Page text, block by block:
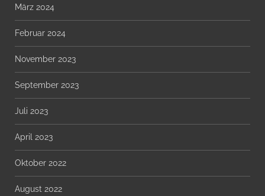
März 2024
Februar 2024
November 2023
September 2023
Juli 2023
April 2023
Oktober 2022
August 2022